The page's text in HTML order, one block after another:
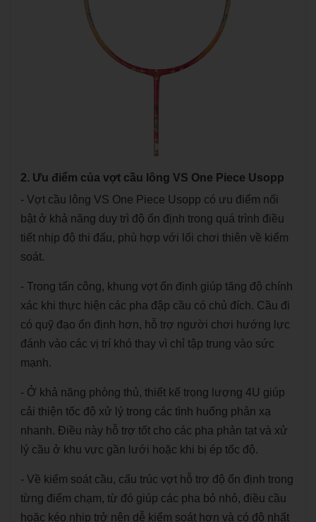
2. Ưu điểm của vợt cầu lông VS One Piece Usopp
- Vợt cầu lông VS One Piece Usopp có ưu điểm nổi
bật ở khả năng duy trì độ ổn định trong quá trình điều
tiết nhịp độ thi đấu, phù hợp với lối chơi thiên về kiểm
soát.
- Trong tấn công, khung vợt ổn định giúp tăng độ chính
xác khi thực hiện các pha đập cầu có chủ đích. Cầu đi
có quỹ đạo ổn định hơn, hỗ trợ người chơi hướng lực
đánh vào các vị trí khó thay vì chỉ tập trung vào sức
mạnh.
- Ở khả năng phòng thủ, thiết kế trọng lượng 4U giúp
cải thiện tốc độ xử lý trong các tình huống phản xạ
nhanh. Điều này hỗ trợ tốt cho các pha phản tạt và xử
lý cầu ở khu vực gần lưới hoặc khi bị ép tốc độ.
- Về kiểm soát cầu, cấu trúc vợt hỗ trợ độ ổn định trong
từng điểm chạm, từ đó giúp các pha bỏ nhỏ, điều cầu
hoặc kéo nhịp trở nên dễ kiểm soát hơn và có độ nhất